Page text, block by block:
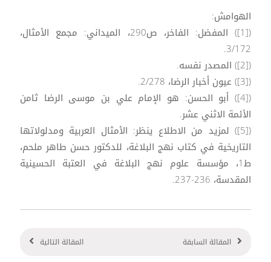
الهوامش:
([1]) المفضل: الفاخر، ص290، الميداني: مجمع الأمثال،
3/172.
([2]) المصدر نفسه.
([3]) عيون أخبار الرضا، 2/278.
([4]) أبو الحسن: هو الإمام علي بن موسى الرضا ثامن
الأئمة الاثني عشر.
([5]) لمزيد من الاطلاع ينظر: الأمثال العربية ومدلولاتها
التاريخية في كتاب نهج البلاغة، للدكتور حسن طاهر ملحم،
ط1، مؤسسة علوم نهج البلاغة في العتبة الحسينية
المقدسة، 236-237.
المقالة السابقة المقالة التالية